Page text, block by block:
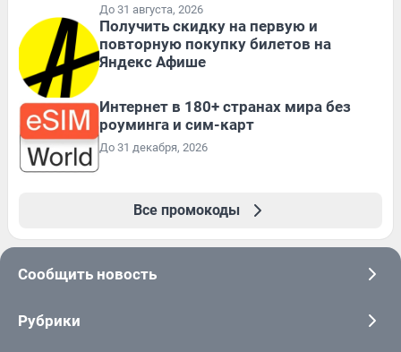
До 31 августа, 2026
Получить скидку на первую и
повторную покупку билетов на
Яндекс Афише
Интернет в 180+ странах мира без
роуминга и сим-карт
До 31 декабря, 2026
Все промокоды
Сообщить новость
Рубрики